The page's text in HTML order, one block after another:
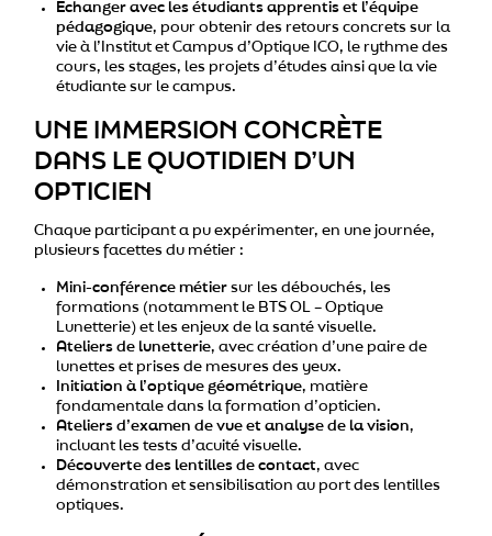
Échanger avec les étudiants apprentis et l’équipe
pédagogique, pour obtenir des retours concrets sur la
vie à l’Institut et Campus d’Optique ICO, le rythme des
cours, les stages, les projets d’études ainsi que la vie
étudiante sur le campus.
UNE IMMERSION CONCRÈTE
DANS LE QUOTIDIEN D’UN
OPTICIEN
Chaque participant a pu expérimenter, en une journée,
plusieurs facettes du métier :
Mini-conférence métier sur les débouchés, les
formations (notamment le BTS OL – Optique
Lunetterie) et les enjeux de la santé visuelle.
Ateliers de lunetterie, avec création d’une paire de
lunettes et prises de mesures des yeux.
Initiation à l’optique géométrique, matière
fondamentale dans la formation d’opticien.
Ateliers d’examen de vue et analyse de la vision,
incluant les tests d’acuité visuelle.
Découverte des lentilles de contact, avec
démonstration et sensibilisation au port des lentilles
optiques.